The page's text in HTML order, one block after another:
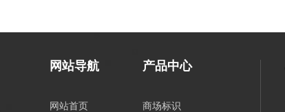
网站导航
网站首页
产品中心
商场标识